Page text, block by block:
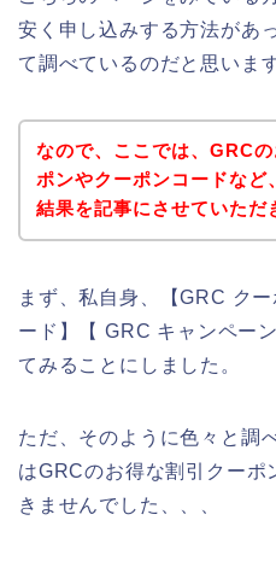
安く申し込みする方法があ
て調べているのだと思います
なので、ここでは、GRC
ポンやクーポンコードなど
結果を記事にさせていただ
まず、私自身、【GRC ク
ード】【 GRC キャンペー
てみることにしました。
ただ、そのように色々と調
はGRCのお得な割引クーポ
きませんでした、、、